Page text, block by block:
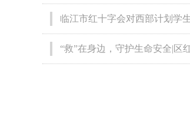
临江市红十字会对西部计划学
“救”在身边，守护生命安全|区